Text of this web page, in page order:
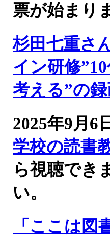
票が始まり
杉田七重さ
イン研修
考える”の
2025年9月
学校の読書
ら視聴でき
い。
「ここは